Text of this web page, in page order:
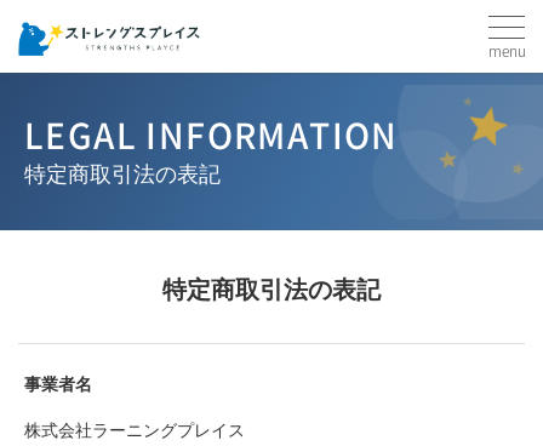
LEGAL INFORMATION
特定商取引法の表記
特定商取引法の表記
事業者名
株式会社ラーニングプレイス
menu